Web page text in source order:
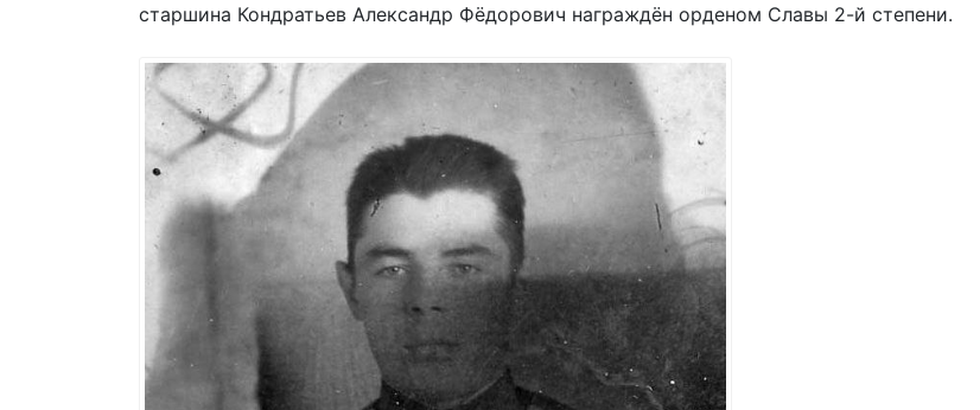
старшина Кондратьев Александр Фёдорович награждён орденом Славы 2-й степени.